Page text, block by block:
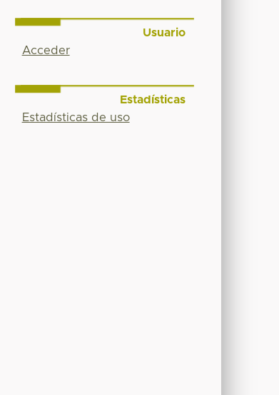
Usuario
Acceder
Estadísticas
Estadísticas de uso